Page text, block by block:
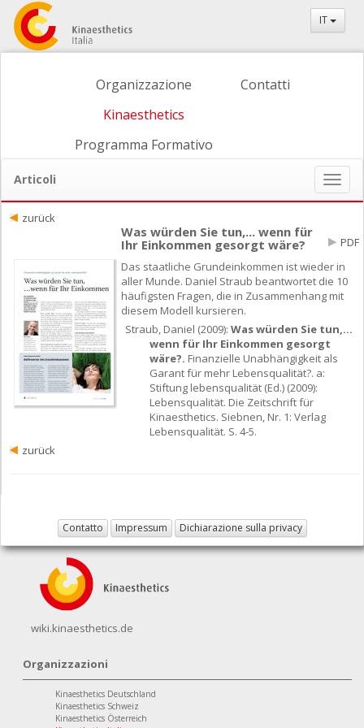
IT
Organizzazione
Kinaesthetics
Programma Formativo
Contatti
Articoli
ein-/
zurück
Was würden Sie tun,... wenn für
Ihr Einkommen gesorgt wäre?
PDF
Das staatliche Grundeinkommen ist wieder in
aller Munde. Daniel Straub beantwortet die 10
häufigsten Fragen, die in Zusammenhang mit
diesem Modell kursieren.
Straub, Daniel (2009): Was würden Sie tun,...
wenn für Ihr Einkommen gesorgt
wäre?. Finanzielle Unabhängigkeit als
Garant für mehr Lebensqualität?. a:
Stiftung lebensqualität (Ed.) (2009):
Lebensqualität. Die Zeitschrift für
Kinaesthetics. Siebnen, Nr. 1: Verlag
Lebensqualität. S. 4-5.
zurück
Contatto Impressum Dichiarazione sulla privacy
wiki.kinaesthetics.de
Organizzazioni
Kinaesthetics Deutschland
Kinaesthetics Schweiz
Kinaesthetics Österreich